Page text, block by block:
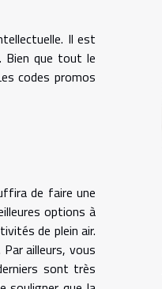
Il est
Bien que tout le
codes promos
de faire une
options à
de plein air.
ailleurs, vous
sont très